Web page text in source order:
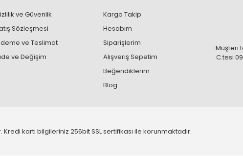
ve Güvenlik
Sözleşmesi
ve Teslimat
ve Değişim
Kargo Takip
Hesabım
Siparişlerim
Alışveriş Sepetim
Beğendiklerim
Blog
Müşteri
C.tesi
Kredi kartı bilgileriniz 256bit SSL sertifikası ile korunmaktadır.